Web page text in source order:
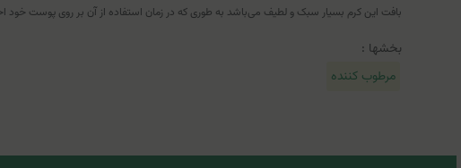
بافت این کرم بسیار سبک و لطیف می‌باشد به طوری که در زمان استفاده از آن بر روی
بخشها :
مرطوب کننده